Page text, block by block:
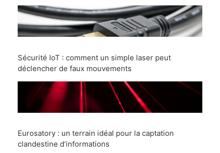
Sécurité IoT : comment un simple laser peut
déclencher de faux mouvements
Eurosatory : un terrain idéal pour la captation
clandestine d’informations